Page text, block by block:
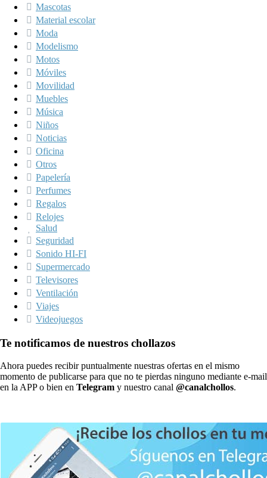
Mascotas
Material escolar
Moda
Modelismo
Motos
Móviles
Movilidad
Muebles
Música
Niños
Noticias
Oficina
Otros
Papelería
Perfumes
Regalos
Relojes
Salud
Seguridad
Sonido HI-FI
Supermercado
Televisores
Ventilación
Viajes
Videojuegos
Te notificamos de nuestros chollazos
Ahora puedes recibir puntualmente nuestras ofertas en el mismo
momento de publicarse para que no te pierdas ninguno mediante e-mail
en la APP o bien en Telegram y nuestro canal @canalchollos.